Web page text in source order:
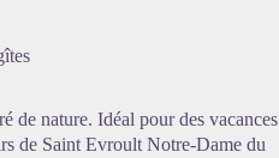
écran
de nature. Idéal pour des vacances
de Saint Evroult Notre-Dame du